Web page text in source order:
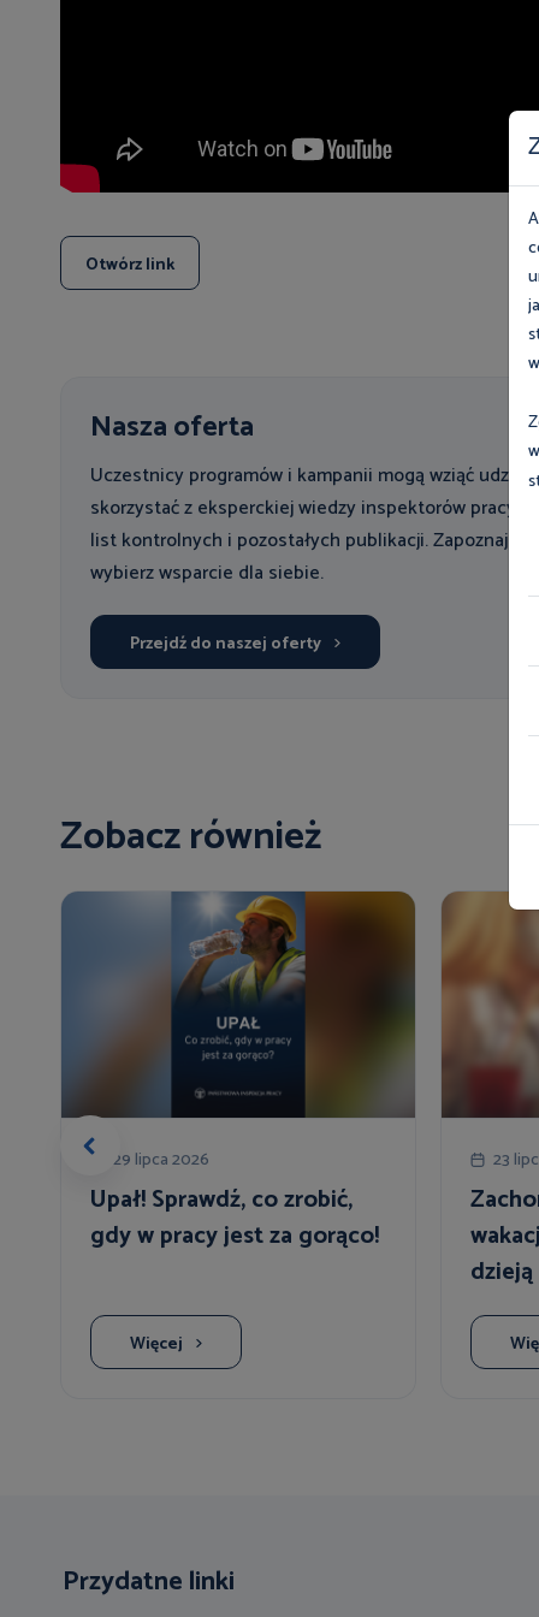
Otwórz link
Nasza oferta
Uczestnicy programów i kampanii mogą wziąć
skorzystać z eksperckiej wiedzy inspektorów pracy
list kontrolnych i pozostałych publikacji. Zapoznaj się
wybierz wsparcie dla siebie.
Przejdź do naszej oferty
Zobacz również
29 lipca 2026
Upał! Sprawdź, co zrobić,
gdy w pracy jest za gorąco!
Więcej
23
Przydatne linki